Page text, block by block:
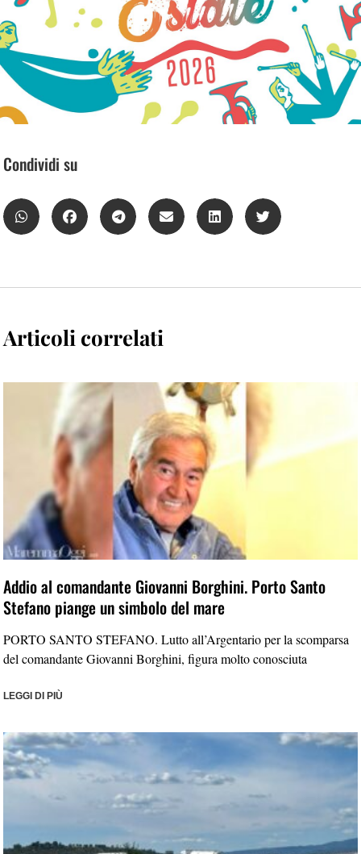
Condividi su
Articoli correlati
Addio al comandante Giovanni Borghini. Porto Santo
Stefano piange un simbolo del mare
PORTO SANTO STEFANO. Lutto all’Argentario per la scomparsa
del comandante Giovanni Borghini, figura molto conosciuta
LEGGI DI PIÙ